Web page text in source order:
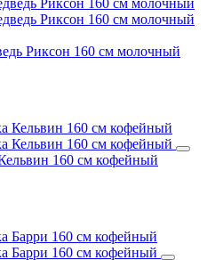
Риксон 160 см молочный
160 см кофейный